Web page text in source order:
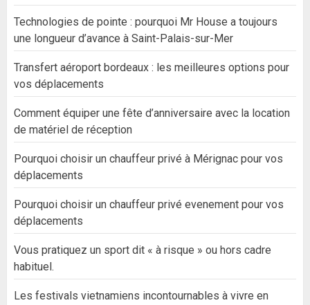
Technologies de pointe : pourquoi Mr House a toujours
une longueur d’avance à Saint-Palais-sur-Mer
Transfert aéroport bordeaux : les meilleures options pour
vos déplacements
Comment équiper une fête d’anniversaire avec la location
de matériel de réception
Pourquoi choisir un chauffeur privé à Mérignac pour vos
déplacements
Pourquoi choisir un chauffeur privé evenement pour vos
déplacements
Vous pratiquez un sport dit « à risque » ou hors cadre
habituel.
Les festivals vietnamiens incontournables à vivre en